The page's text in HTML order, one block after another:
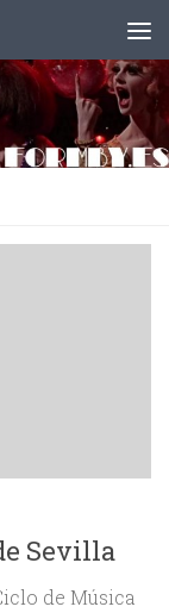
Sevilla
de Música